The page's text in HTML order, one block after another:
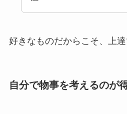
好きなものだからこそ、上達
自分で物事を考えるのが